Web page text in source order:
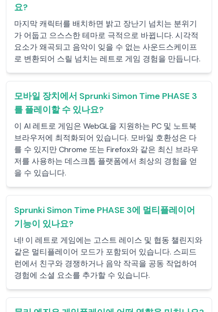
요?
마지막 캐릭터를 배치하면 밝고 장난기 넘치는 분위기
가 어둡고 으스스한 테마로 극적으로 바뀝니다. 시각적
요소가 왜곡되고 음악이 잊을 수 없는 사운드스케이프
로 변환되어 스릴 넘치는 레트로 게임 경험을 만듭니다.
모바일 장치에서 Sprunki Simon Time PHASE 3
를 플레이할 수 있나요?
이 AI 레트로 게임은 WebGL을 지원하는 PC 및 노트북
브라우저에 최적화되어 있습니다. 모바일 호환성은 다
를 수 있지만 Chrome 또는 Firefox와 같은 최신 브라우
저를 사용하는 데스크톱 플랫폼에서 최상의 경험을 얻
을 수 있습니다.
Sprunki Simon Time PHASE 3에 멀티플레이어
기능이 있나요?
네! 이 레트로 게임에는 고스트 레이스 및 협동 챌린지와
같은 멀티플레이어 모드가 포함되어 있습니다. 스피드
런에서 친구와 경쟁하거나 음악 작곡을 공동 작업하여
경험에 소셜 요소를 추가할 수 있습니다.